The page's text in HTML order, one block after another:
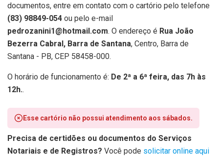
documentos, entre em contato com o cartório pelo telefone
(83) 98849-054 ou pelo e-mail
pedrozanini1@hotmail.com. O endereço é Rua João
Bezerra Cabral, Barra de Santana, Centro, Barra de
Santana - PB, CEP 58458-000.
O horário de funcionamento é: De 2ª a 6ª feira, das 7h às
12h..
Esse cartório não possui atendimento aos sábados.
Precisa de certidões ou documentos do Serviços
Notariais e de Registros? Você pode solicitar online aqui